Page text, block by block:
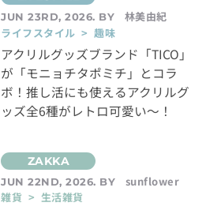
JUN 23RD, 2026. BY
林美由紀
ライフスタイル > 趣味
アクリルグッズブランド「TICO」
が「モニョチタポミチ」とコラ
ボ！推し活にも使えるアクリルグ
ッズ全6種がレトロ可愛い～！
JUN 22ND, 2026. BY
sunflower
雑貨 > 生活雑貨